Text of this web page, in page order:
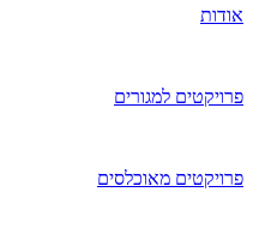
אודות
פרויקטים למגורים
פרויקטים מאוכלסים